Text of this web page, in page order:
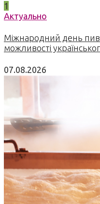
1
Актуально
Міжнародний день
можливості
07.08.2026